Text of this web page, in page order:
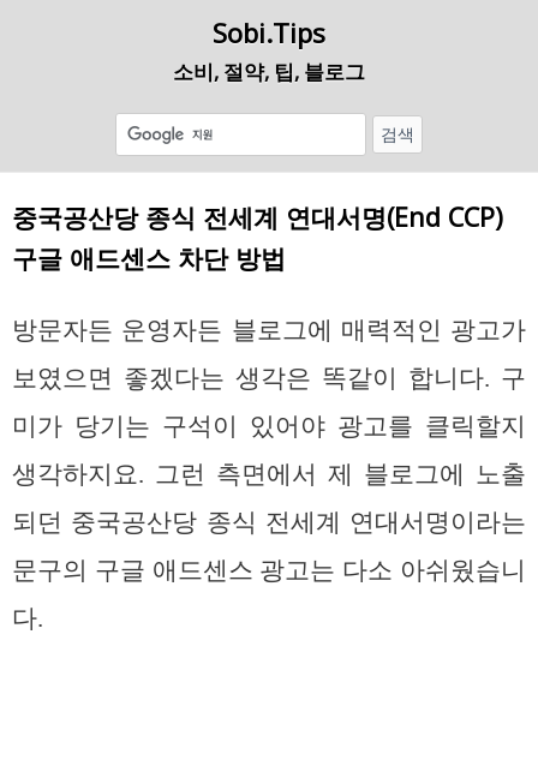
Sobi.Tips
소비, 절약, 팁, 블로그
중국공산당 종식 전세계 연대서명(End CCP)
구글 애드센스 차단 방법
방문자든 운영자든 블로그에 매력적인 광고가
보였으면 좋겠다는 생각은 똑같이 합니다. 구
미가 당기는 구석이 있어야 광고를 클릭할지
생각하지요. 그런 측면에서 제 블로그에 노출
되던 중국공산당 종식 전세계 연대서명이라는
문구의 구글 애드센스 광고는 다소 아쉬웠습니
다.